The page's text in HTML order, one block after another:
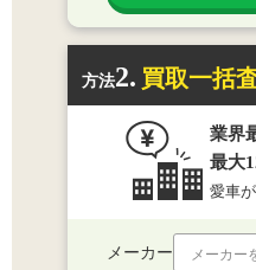
方法2. 買取一括
業界
最大
愛車が
メーカー